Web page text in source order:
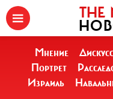
THE
Мнение
Портрет
Израиль